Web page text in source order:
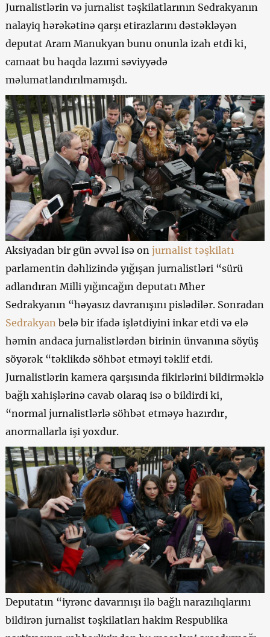
Jurnalistlərin və jurnalist təşkilatlarının Sedrakyanın
nalayiq hərəkətinə qarşı etirazlarını dəstəkləyən
deputat Aram Manukyan bunu onunla izah etdi ki,
camaat bu haqda lazımi səviyyədə
məlumatlandırılmamışdı.
Aksiyadan bir gün əvvəl isə on jurnalist təşkilatı
parlamentin dəhlizində yığışan jurnalistləri “sürü
adlandıran Milli yığıncağın deputatı Mher
Sedrakyanın “həyasız davranışını pislədilər. Sonradan
Sedrakyan belə bir ifadə işlətdiyini inkar etdi və elə
həmin andaca jurnalistlərdən birinin ünvanına söyüş
söyərək “təklikdə söhbət etməyi təklif etdi.
Jurnalistlərin kamera qarşısında fikirlərini bildirməklə
bağlı xahişlərinə cavab olaraq isə o bildirdi ki,
“normal jurnalistlərlə söhbət etməyə hazırdır,
anormallarla işi yoxdur.
Deputatın “iyrənc davarınışı ilə bağlı narazılıqlarını
bildirən jurnalist təşkilatları hakim Respublika